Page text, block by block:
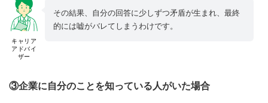
キャリア
アドバイ
ザー
その結果、自分の回答に少しずつ矛盾が生まれ、最終
的には嘘がバレてしまうわけです。
③企業に自分のことを知っている人がいた場合